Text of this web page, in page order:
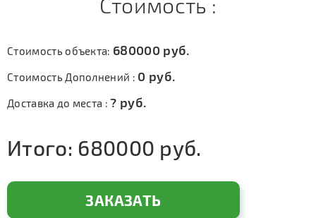
Стоимость объекта: 680000 руб.
Стоимость Дополнений : 0 руб.
Доставка до места :? руб.
Итого: 680000 руб.
ЗАКАЗАТЬ